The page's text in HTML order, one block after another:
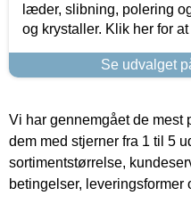
læder, slibning, polering
og krystaller. Klik her for
Se udvalget
Vi har gennemgået de
dem med stjerner fra 1 til 5
sortimentstørrelse,
betingelser, leveringsformer